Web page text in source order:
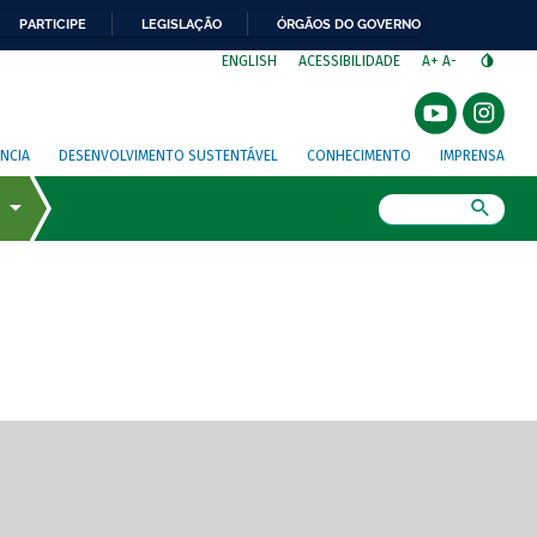
PARTICIPE LEGISLAÇÃO ÓRGÃOS DO GOVERNO
ENGLISH ACESSIBILIDADE A+ A-
DESENVOLVIMENTO SUSTENTÁVEL CONHECIMENTO IMPRENSA
de tela